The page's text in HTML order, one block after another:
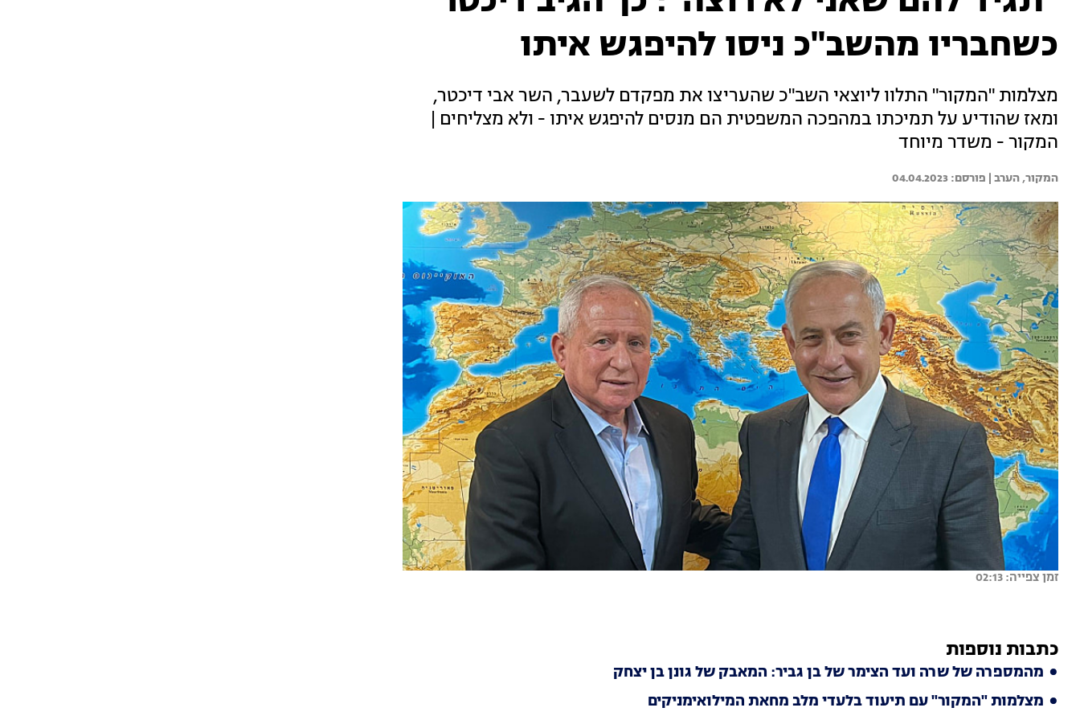
כשחבריו מהשב"כ ניסו להיפגש איתו
מצלמות "המקור" התלוו ליוצאי השב"כ שהעריצו את מפקדם לשעבר, השר אבי דיכטר,
ומאז שהודיע על תמיכתו במהפכה המשפטית הם מנסים להיפגש איתו - ולא מצליחים |
המקור - משדר מיוחד
המקור, הערב | 04.04.2023
זמן צפייה: 02:13
כתבות נוספות
מהמספרה של שרה ועד הצימר של בן גביר: המאבק של גונן בן יצחק
מצלמות "המקור" עם תיעוד בלעדי מלב מחאת המילואימניקים